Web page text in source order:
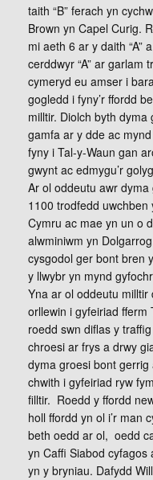
taith “B” ferach yn
Brown yn Capel Curig.
mi aeth 6 ar y daith “A”
cerddwyr “A” ar garlam
cymeryd eu amser i
gogledd i fyny’r ffordd
milltir. Diolch byth dyma
gamfa ar y dde ac
fyny i Tal-y-Waun gan
gwynt ac edmygu’r
Ar ol oddeutu awr
1100 trodfedd
Cymru ac mae yn un o
alwminiwm yn
cysgodol ger bont bren
y llwybr yn mynd
Yna ar ol oddeutu milltir
orllewin i gyfeiriad
roedd swn diflas y
chroesi ar frys a drwy
dyma groesi bont gerrig
chwith i gyfeiriad ryw
filltir. Roedd y ffordd
holl ffordd yn ol i’r man
beth oedd ar ol, oedd
yn Caffi Siabod
yn y bryniau. Dafydd